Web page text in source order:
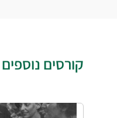
קורסים